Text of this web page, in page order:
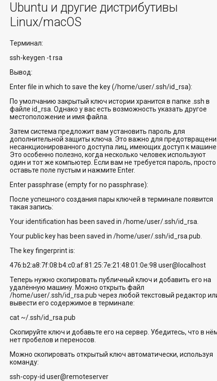
Ubuntu и другие дистрибутивы
Linux/macOS
Терминал:
ssh-keygen -t rsa
Вывод:
Enter file in which to save the key (/home/user/.ssh/id_rsa):
По умолчанию закрытый ключ истории хранится в папке .ssh в
файле id_rsa. Однако у вас есть возможность указать другое
местоположение и имя файла.
Затем система предложит вам установить пароль для
дополнительной защиты ключа. Это важно для
несанкционированного доступа лиц, имеющих доступ к
Это особенно полезно, когда несколько человек используют
один и тот же компьютер. Если вам не требуется пароль, просто
оставьте поле пустым и нажмите Enter.
Enter passphrase (empty for no passphrase):
После успешного создания пары ключей в терминале появится
такая запись:
Your identification has been saved in /home/user/.ssh/id_rsa.
Your public key has been saved in /home/user/.ssh/id_rsa.pub.
The key fingerprint is:
476:b2:a8:7f:08:b4:c0:af:81:25:7e:21:48:01:0e:98 user@localhost
Теперь нужно скопировать публичный ключ и добавить его на
удалённую машину. Можно открыть файл
/home/user/.ssh/id_rsa.pub через любой текстовый редактор
вывести его содержимое в терминале:
cat ~/.ssh/id_rsa.pub
Скопируйте ключ и добавьте его на сервер. Убедитесь, что в
нет пробелов и переносов.
Можно скопировать открытый ключ автоматически, используя
команду:
ssh-copy-id user@remoteserver